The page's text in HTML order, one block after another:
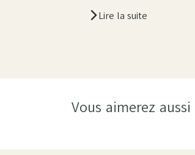
Lire la suite
Vous aimerez aussi